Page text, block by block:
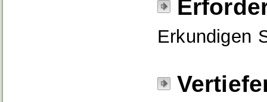
Erkundigen